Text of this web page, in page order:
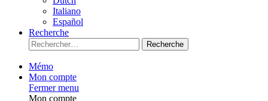
Italiano
Español
Recherche
Recherche
Mémo
Mon compte
Fermer menu
Mon compte